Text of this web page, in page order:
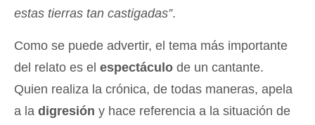
estas tierras tan castigadas”.
Como se puede advertir, el tema más importante
del relato es el espectáculo de un cantante.
Quien realiza la crónica, de todas maneras, apela
a la digresión y hace referencia a la situación de